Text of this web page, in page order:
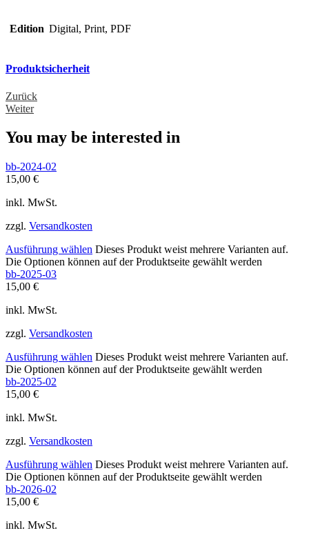
Edition Digital, Print, PDF
Produktsicherheit
Zurück
Weiter
You may be interested in
bb-2024-02
15,00 €
inkl. MwSt.
zzgl. Versandkosten
Ausführung wählen Dieses Produkt weist mehrere Varianten auf.
Die Optionen können auf der Produktseite gewählt werden
bb-2025-03
15,00 €
inkl. MwSt.
zzgl. Versandkosten
Ausführung wählen Dieses Produkt weist mehrere Varianten auf.
Die Optionen können auf der Produktseite gewählt werden
bb-2025-02
15,00 €
inkl. MwSt.
zzgl. Versandkosten
Ausführung wählen Dieses Produkt weist mehrere Varianten auf.
Die Optionen können auf der Produktseite gewählt werden
bb-2026-02
15,00 €
inkl. MwSt.